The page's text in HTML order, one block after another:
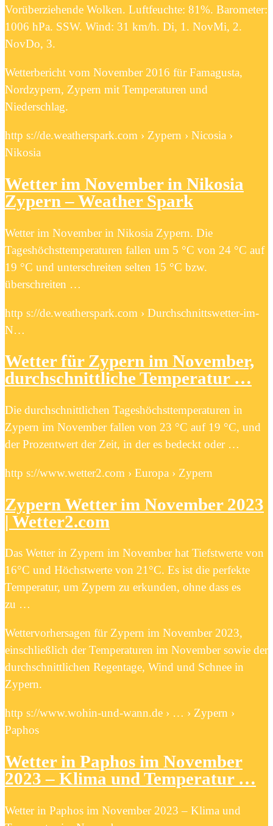
Vorüberziehende Wolken. Luftfeuchte: 81%. Barometer:
1006 hPa. SSW. Wind: 31 km/h. Di, 1. NovMi, 2.
NovDo, 3.
Wetterbericht vom November 2016 für Famagusta,
Nordzypern, Zypern mit Temperaturen und
Niederschlag.
http s://de.weatherspark.com › Zypern › Nicosia ›
Nikosia
Wetter im November in Nikosia
Zypern – Weather Spark
Wetter im November in Nikosia Zypern. Die
Tageshöchsttemperaturen fallen um 5 °C von 24 °C auf
19 °C und unterschreiten selten 15 °C bzw.
überschreiten …
http s://de.weatherspark.com › Durchschnittswetter-im-
N…
Wetter für Zypern im November,
durchschnittliche Temperatur …
Die durchschnittlichen Tageshöchsttemperaturen in
Zypern im November fallen von 23 °C auf 19 °C, und
der Prozentwert der Zeit, in der es bedeckt oder …
http s://www.wetter2.com › Europa › Zypern
Zypern Wetter im November 2023
| Wetter2.com
Das Wetter in Zypern im November hat Tiefstwerte von
16°C und Höchstwerte von 21°C. Es ist die perfekte
Temperatur, um Zypern zu erkunden, ohne dass es
zu …
Wettervorhersagen für Zypern im November 2023,
einschließlich der Temperaturen im November sowie der
durchschnittlichen Regentage, Wind und Schnee in
Zypern.
http s://www.wohin-und-wann.de › … › Zypern ›
Paphos
Wetter in Paphos im November
2023 – Klima und Temperatur …
Wetter in Paphos im November 2023 – Klima und